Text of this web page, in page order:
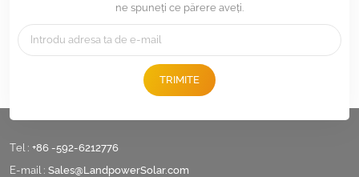
ne spuneți ce părere aveți.
TRIMITE
Tel : +86 -592-6212776
E-mail : Sales@LandpowerSolar.com